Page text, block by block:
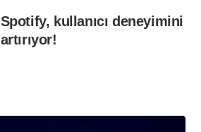
Spotify, kullanıcı deneyimini
artırıyor!